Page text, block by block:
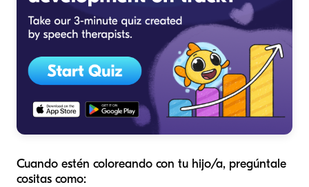
Cuando estén coloreando con tu hijo/a, pregúntale
cositas como: